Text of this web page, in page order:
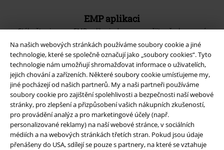
Na našich webových stránkách používáme soubory cookie a jiné
technologie, které se společně označují jako „soubory cookies“. Tyto
technologie nám umožňují shromažďovat informace o uživatelích,
jejich chování a zařízeních. Některé soubory cookie umísťujeme my,
jiné pocházejí od našich partnerů. My a naši partneři používáme
soubory cookie pro zajištění spolehlivosti a bezpečnosti naší webové
stránky, pro zlepšení a přizpůsobení vašich nákupních zkušeností,
pro provádění analýz a pro marketingové účely (např.
personalizované reklamy) na naší webové stránce, v sociálních
médiích a na webových stránkách třetích stran. Pokud jsou údaje
přenášeny do USA, sdílejí se pouze s partnery, na které se vztahuje
EMP aplikaci
Stáhněte si novou EMP aplikaci zdarma a využijte všechny nové
funkce a výhody!
A Warner Music Group Company